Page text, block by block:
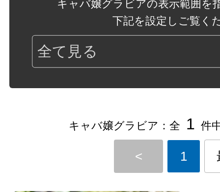
キャバ嬢グラビアの表示範囲を
下記を設定しご覧く
キャバ嬢グラビア：全 1 件
< 1